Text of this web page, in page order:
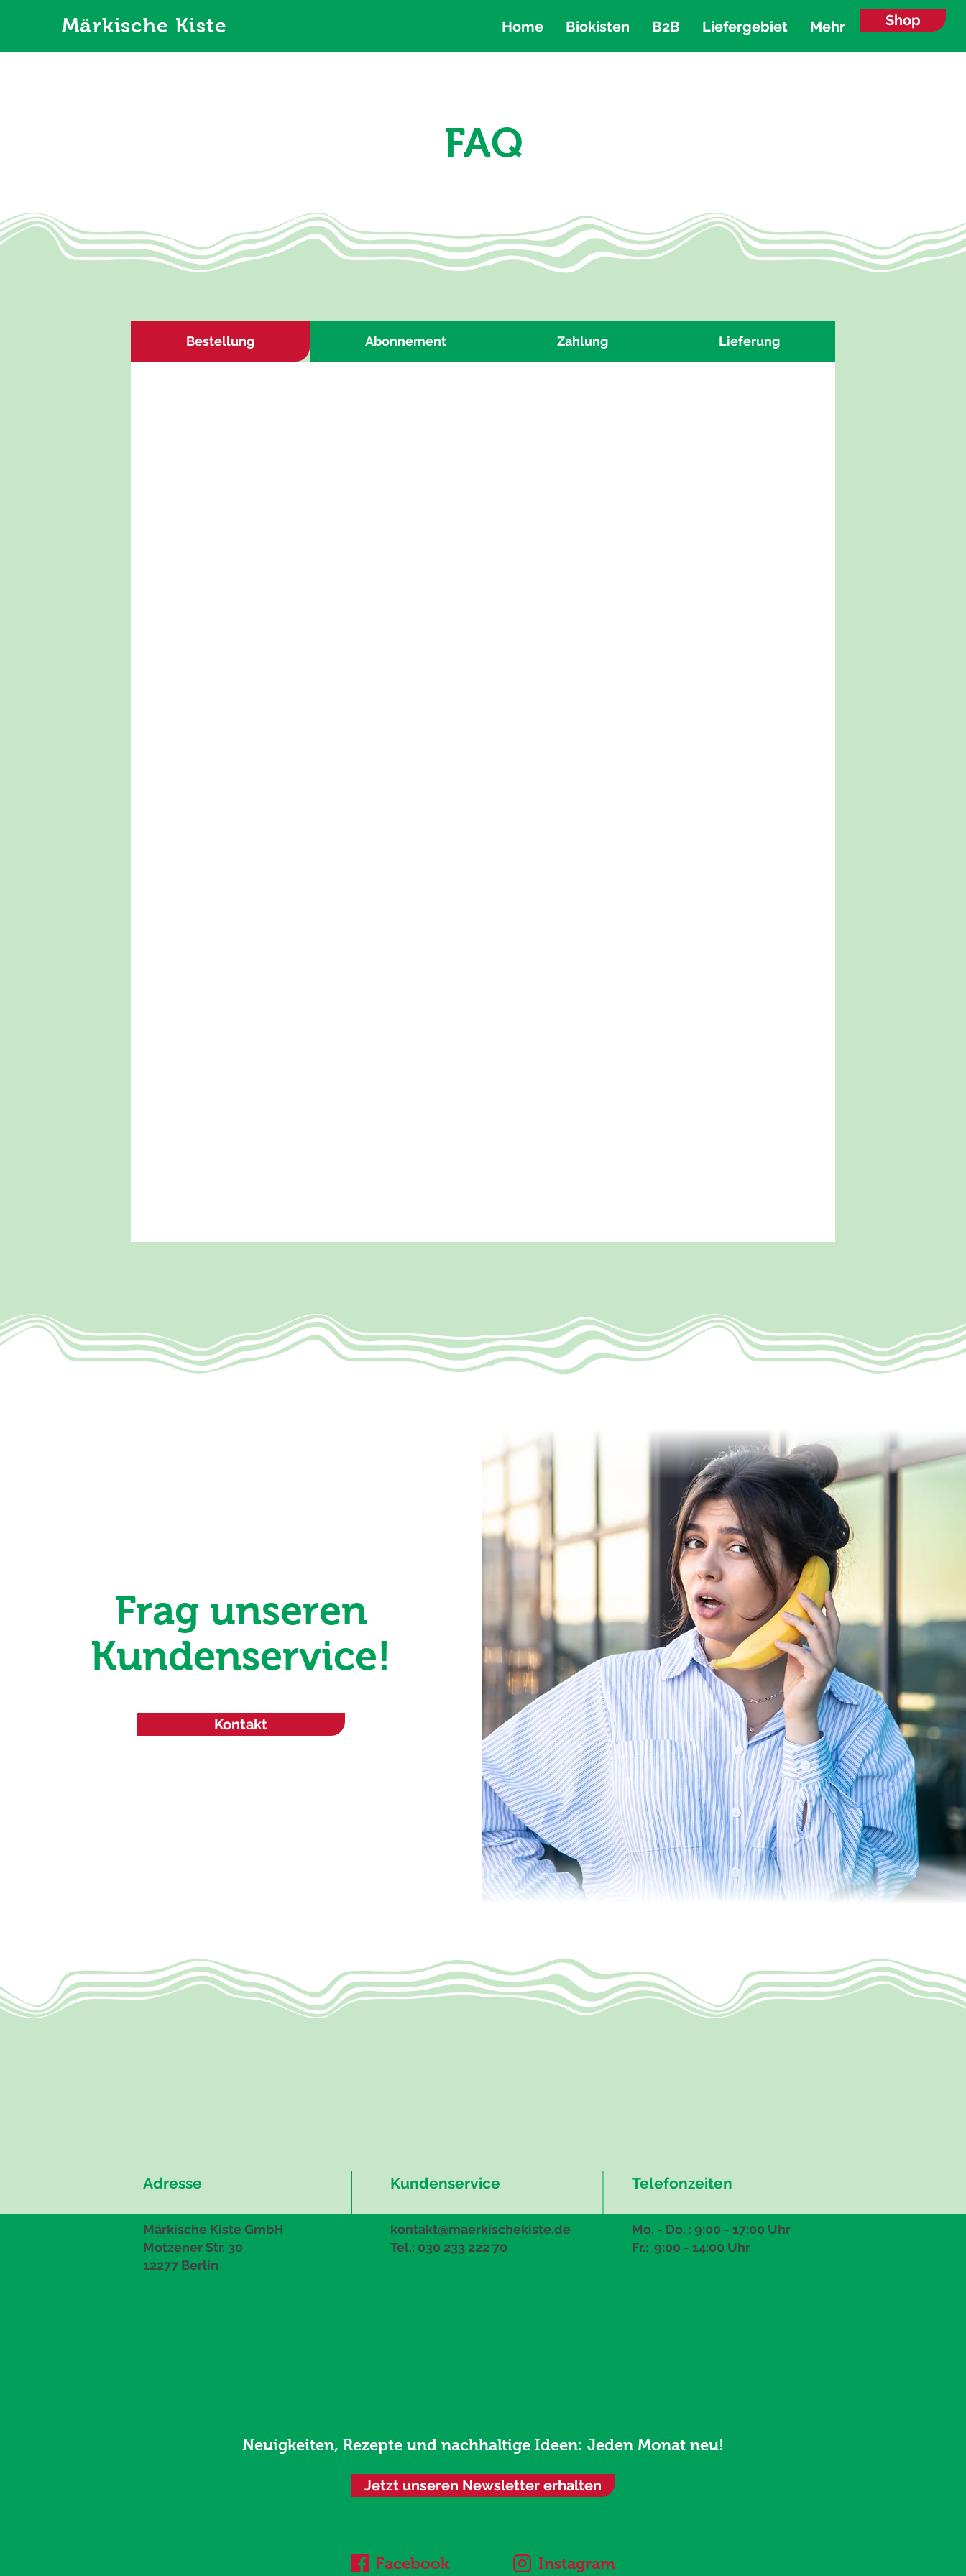
Märkische Kiste Home Biokisten B2B Liefergebiet Mehr Shop
FAQ
Bestellung Abonnement Zahlung Lieferung
Frag unseren
Kundenservice!
Kontakt
Adresse Kundenservice Telefonzeiten
Märkische Kiste GmbH
Motzener Str. 30
12277 Berlin
Mo. - Do. : 9:00 - 17:00 Uhr
Fr.: 9:00 - 14:00 Uhr
kontakt@maerkischekiste.de
Tel.: 030 233 222 70
Neuigkeiten, Rezepte und nachhaltige Ideen: Jeden Monat neu!
Jetzt unseren Newsletter erhalten
Facebook Instagram